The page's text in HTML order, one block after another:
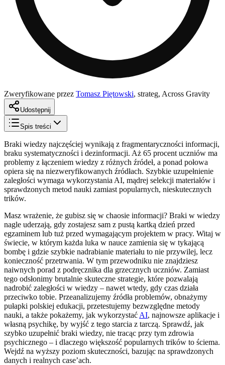
Zweryfikowane przez Tomasz Piętowski, strateg, Across Gravity
Udostępnij
Spis treści
Braki wiedzy najczęściej wynikają z fragmentaryczności informacji,
braku systematyczności i dezinformacji. Aż 65 procent uczniów ma
problemy z łączeniem wiedzy z różnych źródeł, a ponad połowa
opiera się na niezweryfikowanych źródłach. Szybkie uzupełnienie
zaległości wymaga wykorzystania AI, mądrej selekcji materiałów i
sprawdzonych metod nauki zamiast popularnych, nieskutecznych
trików.
Masz wrażenie, że gubisz się w chaosie informacji? Braki w wiedzy
nagle uderzają, gdy zostajesz sam z pustą kartką dzień przed
egzaminem lub tuż przed wymagającym projektem w pracy. Witaj w
świecie, w którym każda luka w nauce zamienia się w tykającą
bombę i gdzie szybkie nadrabianie materiału to nie przywilej, lecz
konieczność przetrwania. W tym przewodniku nie znajdziesz
naiwnych porad z podręcznika dla grzecznych uczniów. Zamiast
tego odsłonimy brutalnie skuteczne strategie, które pozwalają
nadrobić zaległości w wiedzy – nawet wtedy, gdy czas działa
przeciwko tobie. Przeanalizujemy źródła problemów, obnażymy
pułapki polskiej edukacji, przetestujemy bezwzględne metody
nauki, a także pokażemy, jak wykorzystać AI, najnowsze aplikacje i
własną psychikę, by wyjść z tego starcia z tarczą. Sprawdź, jak
szybko uzupełnić braki wiedzy, nie tracąc przy tym zdrowia
psychicznego – i dlaczego większość popularnych trików to ściema.
Wejdź na wyższy poziom skuteczności, bazując na sprawdzonych
danych i realnych case’ach.